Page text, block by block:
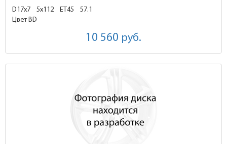
D17x7 5x112 ET45
57.1
Цвет BD
10 560 руб.